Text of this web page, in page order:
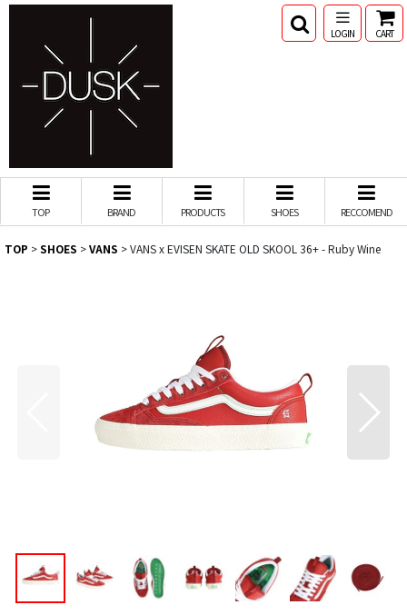
LOGIN CART
TOP BRAND PRODUCTS SHOES RECCOMEND
TOP >SHOES >VANS >VANS x EVISEN SKATE OLD SKOOL 36+ - Ruby Wine